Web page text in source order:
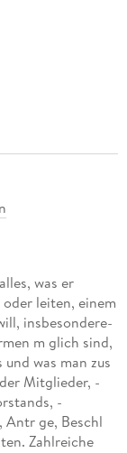
was er
leiten, einem
insbesondere-
m glich sind,
was man zus
Mitglieder, -
-
Antr ge, Beschl
Zahlreiche